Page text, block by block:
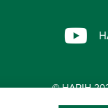
© HAPIH